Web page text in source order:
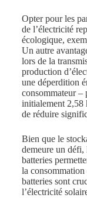
Opter pour les
de l’électricité
écologique,
Un autre
lors de la
production
une déperdition
consommateur
initialement 2,58
de réduire
Bien que le
demeure un défi,
batteries
la
batteries sont
l’électricité